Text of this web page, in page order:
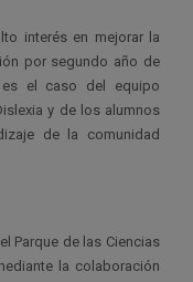
interés en mejorar la
por segundo año de
el caso del equipo
y de los alumnos
de la comunidad
Parque de las Ciencias
la colaboración